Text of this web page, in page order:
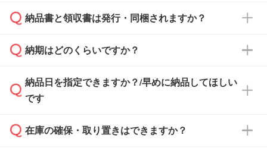
基本的には先入金をお願いしておりますが、自
どの場合は、月末締め翌月末払いに対応可能で
また、卒業・卒園記念品で対策委員会や個人様
校や幼稚園・保育園であれば、同様の条件でご
納品書と領収書は発行・同梱されますか？
納品書・領収書は ご依頼をいただいた場合の
ず、通常はPDFデータをメール添付でお送りし
ます。
たは注文フォームの『ご注文に関する備考欄』
納期はどのくらいですか？
・印刷する場合(500個程度)
ご入金、イメージ画像の校了から約2週間～2
納品日を指定できますか？/早めに納品してほしい
です
ご希望の納期がある場合は、お問い合わせ・お
在庫の確保・取り置きはできますか？